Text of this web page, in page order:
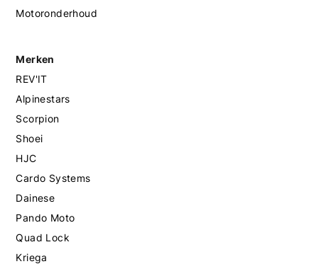
Motoronderhoud
Merken
REV'IT
Alpinestars
Scorpion
Shoei
HJC
Cardo Systems
Dainese
Pando Moto
Quad Lock
Kriega